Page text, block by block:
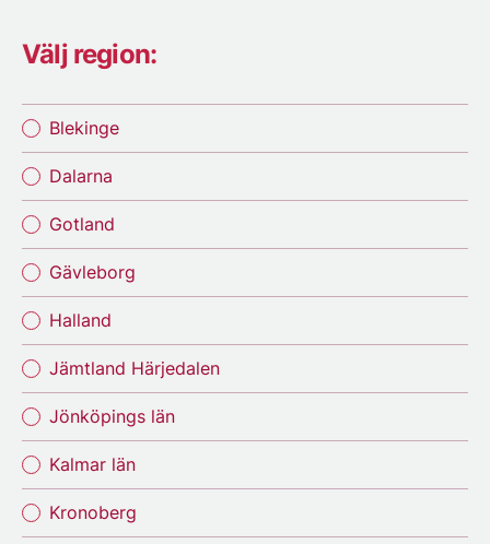
Välj region:
Blekinge
Dalarna
Gotland
Gävleborg
Halland
Jämtland Härjedalen
Jönköpings län
Kalmar län
Kronoberg